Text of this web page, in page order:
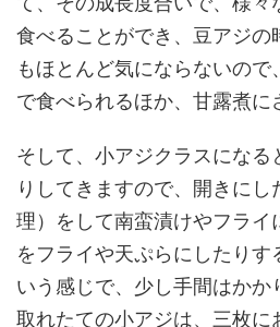
食べることができ、豆アジの
もほとんど気にならないの
で食べられるほか、甘露煮に
そして、小アジクラスにな
りしてきますので、開きに
理）をして南蛮漬けやフライ
をフライや天ぷらにしたりす
いう感じで、少し手間はかか
取れたての小アジは、三枚に